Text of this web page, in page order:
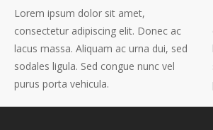
Lorem ipsum dolor sit amet,
consectetur adipiscing elit. Donec ac
lacus massa. Aliquam ac urna dui, sed
sodales ligula. Sed congue nunc vel
purus porta vehicula.